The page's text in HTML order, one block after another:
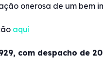
onerosa de um bem
aqui
com despacho de